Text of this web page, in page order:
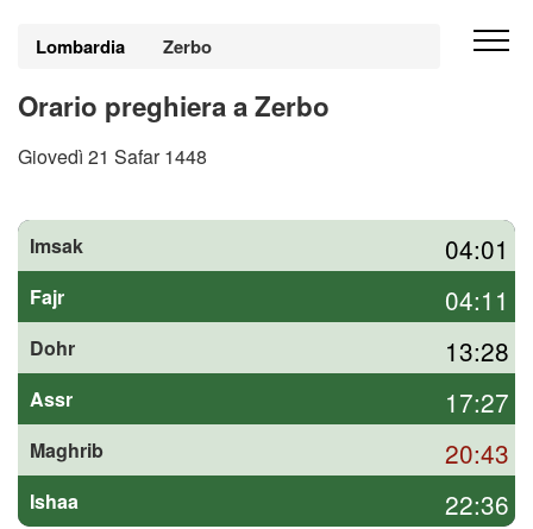
Lombardia Zerbo
Orario preghiera a Zerbo
Giovedì 21 Safar 1448
Imsak 04:01
Fajr 04:11
Dohr 13:28
Assr 17:27
Maghrib 20:43
Ishaa 22:36